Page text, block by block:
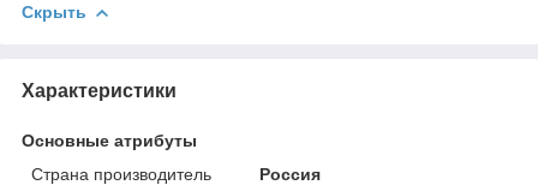
Скрыть
Характеристики
Основные атрибуты
Страна производитель
Россия